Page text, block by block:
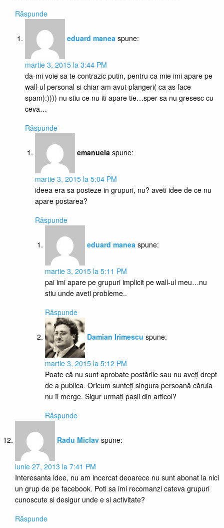
Răspunde
eduard manea spune:
martie 3, 2015 la 3:44 PM
da-mi voie sa te contrazic putin, pentru ca mie imi apare pe
wall-ul personal si chiar am avut plangeri( ca as face
spam):)))) nu stiu ce nu iti apare tie…sper sa nu gresesc cu
ceva…
Răspunde
emanuela spune:
martie 3, 2015 la 5:04 PM
ideea era sa posteze in grupuri, nu? aveti idee de ce nu
apare postarea?
Răspunde
eduard manea spune:
martie 3, 2015 la 5:11 PM
pai imi apare pe grupuri implicit pe wall-ul meu…nu
stiu unde aveti probleme..
Răspunde
Damian Irimescu spune:
martie 3, 2015 la 5:12 PM
Poate că nu sunt aprobate postările sau nu aveți drept
de a publica. Oricum sunteți singura persoană căruia
nu îi merge. Sigur urmați pașii din articol?
Răspunde
Radu Miclav spune:
iunie 27, 2013 la 7:41 PM
Interesanta idee, nu am incercat deoarece nu sunt abonat la nici
un grup de pe facebook. Poti sa imi recomanzi cateva grupuri
cunoscute si desigur unde e si activitate?
Răspunde